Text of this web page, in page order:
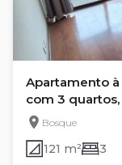
Apartamento
com 3 quartos,
Bosque
121 m² 3